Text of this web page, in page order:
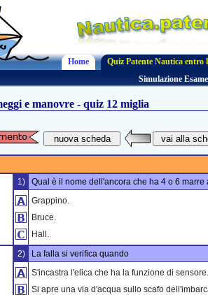
Home
Quiz Patente Nautica entro
Simulazione Esame
e manovre - quiz 12 miglia
1)
Qual è il nome dell'ancora che ha 4 o 6 marre
Grappino.
Bruce.
Hall.
2)
La falla si verifica quando
S'incastra l'elica che ha la funzione di sensore.
Si apre una via d'acqua sullo scafo